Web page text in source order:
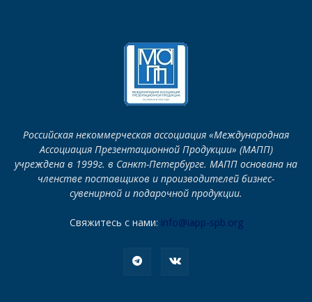
Российская некоммерческая ассоциация «Международная
Ассоциация Презентационной Продукции» (МАПП)
учреждена в 1999г. в Санкт-Петербурге. МАПП основана на
членстве поставщиков и производителей бизнес-
сувенирной и подарочной продукции.
Свяжитесь с нами: info@iapp-spb.org